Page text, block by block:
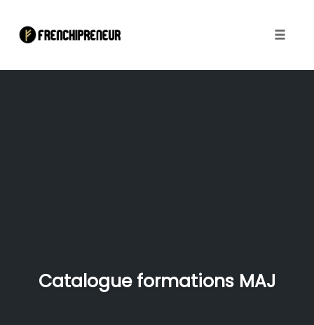
Catalogue formations MAJ